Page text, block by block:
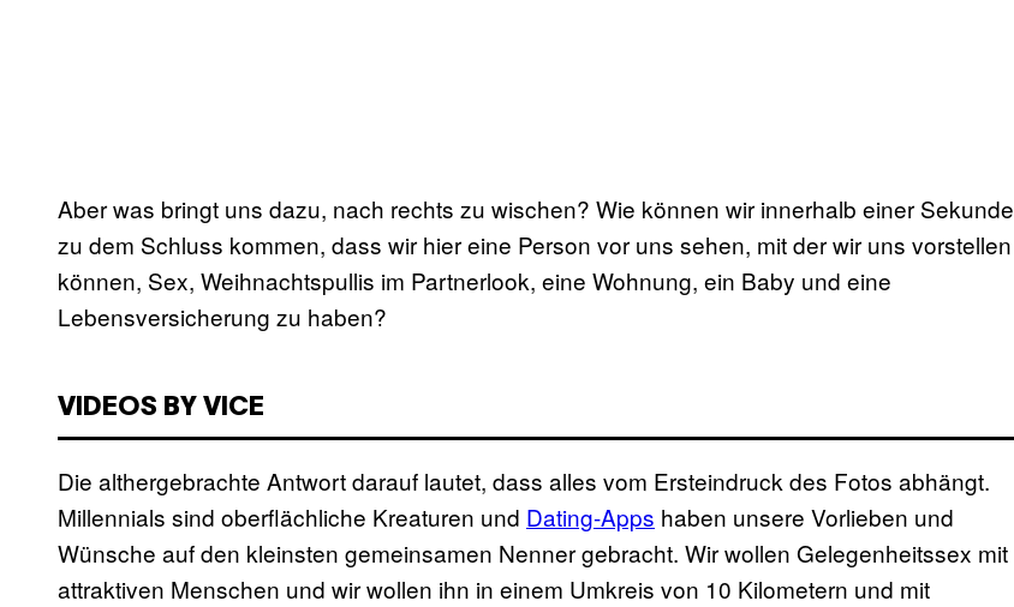
Aber was bringt uns dazu, nach rechts zu wischen? Wie können wir innerhalb einer Sekunde
zu dem Schluss kommen, dass wir hier eine Person vor uns sehen, mit der wir uns vorstellen
können, Sex, Weihnachtspullis im Partnerlook, eine Wohnung, ein Baby und eine
Lebensversicherung zu haben?
VIDEOS BY VICE
Die althergebrachte Antwort darauf lautet, dass alles vom Ersteindruck des Fotos abhängt.
Millennials sind oberflächliche Kreaturen und Dating-Apps haben unsere Vorlieben und
Wünsche auf den kleinsten gemeinsamen Nenner gebracht. Wir wollen Gelegenheitssex mit
attraktiven Menschen und wir wollen ihn in einem Umkreis von 10 Kilometern und mit